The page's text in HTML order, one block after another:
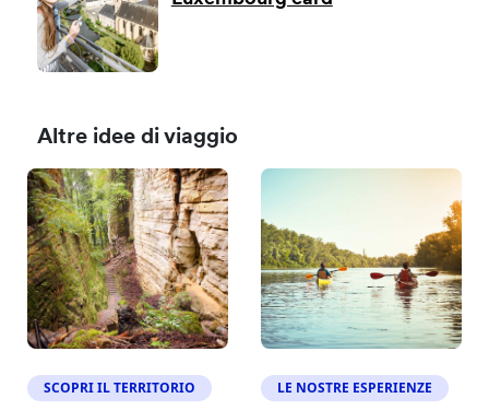
Altre idee di viaggio
SCOPRI IL TERRITORIO LE NOSTRE ESPERIENZE